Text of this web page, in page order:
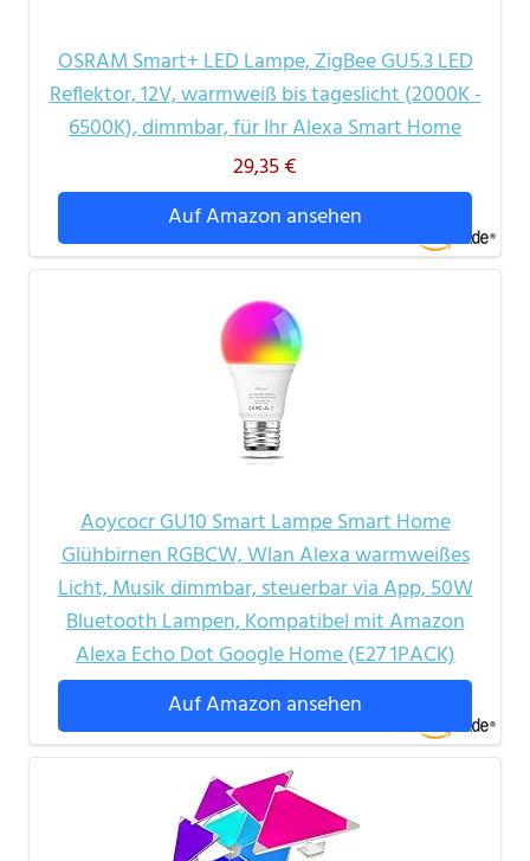
OSRAM Smart+ LED Lampe, ZigBee GU5.3 LED
Reflektor, 12V, warmweiß bis tageslicht (2000K -
6500K), dimmbar, für Ihr Alexa Smart Home
29,35 €
Auf Amazon ansehen
Aoycocr GU10 Smart Lampe Smart Home
Glühbirnen RGBCW, Wlan Alexa warmweißes
Licht, Musik dimmbar, steuerbar via App, 50W
Bluetooth Lampen, Kompatibel mit Amazon
Alexa Echo Dot Google Home (E27 1PACK)
Auf Amazon ansehen